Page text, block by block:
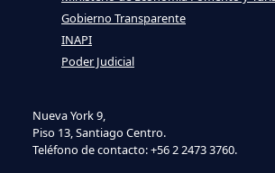
Nueva York 9,
Piso 13, Santiago Centro.
Teléfono de contacto: +56 2 2473 3760.
Gobierno Transparente
INAPI
Poder Judicial